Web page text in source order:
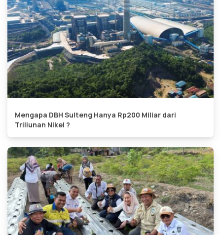
Mengapa DBH Sulteng Hanya Rp200 Miliar dari
Triliunan Nikel ?